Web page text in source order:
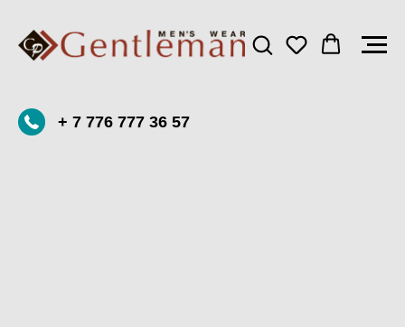
+ 7 776 777 36 57